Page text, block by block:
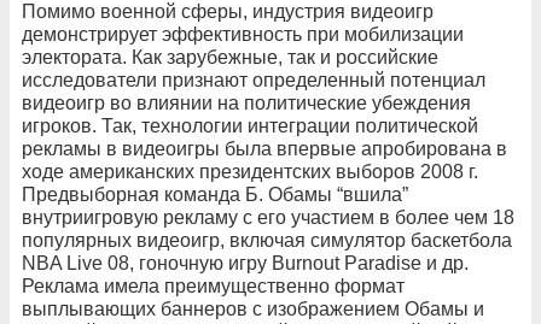
Помимо военной сферы, индустрия видеоигр
демонстрирует эффективность при мобилизации
электората. Как зарубежные, так и российские
исследователи признают определенный потенциал
видеоигр во влиянии на политические убеждения
игроков. Так, технологии интеграции политической
рекламы в видеоигры была впервые апробирована в
ходе американских президентских выборов 2008 г.
Предвыборная команда Б. Обамы “вшила”
внутриигровую рекламу с его участием в более чем 18
популярных видеоигр, включая симулятор баскетбола
NBA Live 08, гоночную игру Burnout Paradise и др.
Реклама имела преимущественно формат
выплывающих баннеров с изображением Обамы и